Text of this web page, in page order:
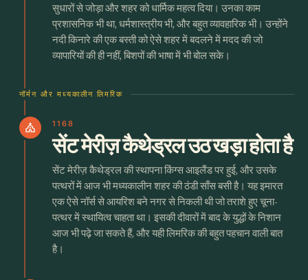
सुधारों से जोड़ा और शहर को धार्मिक महत्व दिया। उनका काम
प्रशासनिक भी था, धर्मशास्त्रीय भी, और बहुत व्यावहारिक भी। उन्होंने
नदी किनारे की एक बस्ती को ऐसे शहर में बदलने में मदद की जो
व्यापारियों की ही नहीं, बिशपों की भाषा में भी बोल सके।
नॉर्मन और मध्यकालीन लिमरिक
church 1168
सेंट मेरीज़ कैथेड्रल उठ खड़ा होता है
सेंट मेरीज़ कैथेड्रल की स्थापना किंग्स आइलैंड पर हुई, और उसके
पत्थरों में आज भी मध्यकालीन शहर की ठंडी साँस बसी है। यह इमारत
एक ऐसे नॉर्स से आयरिश बने नगर से निकली थी जो तराशे हुए चूना-
पत्थर में स्थायित्व चाहता था। इसकी दीवारों में बाद के युद्धों के निशान
आज भी पढ़े जा सकते हैं, और यही लिमरिक की बहुत पहचान वाली बात
है।